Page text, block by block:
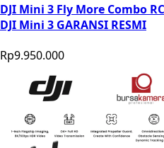
DJI Mini 3 Fly More Combo
DJI Mini 3 GARANSI RESMI
Rp9.950.000